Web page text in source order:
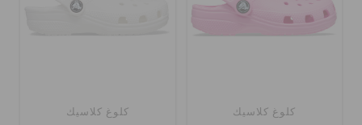
كلوغ كلاسيك كلوغ كلاسيك